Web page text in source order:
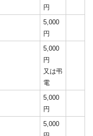
円
5,000
円
5,000
円
又は弔
電
5,000
円
5,000